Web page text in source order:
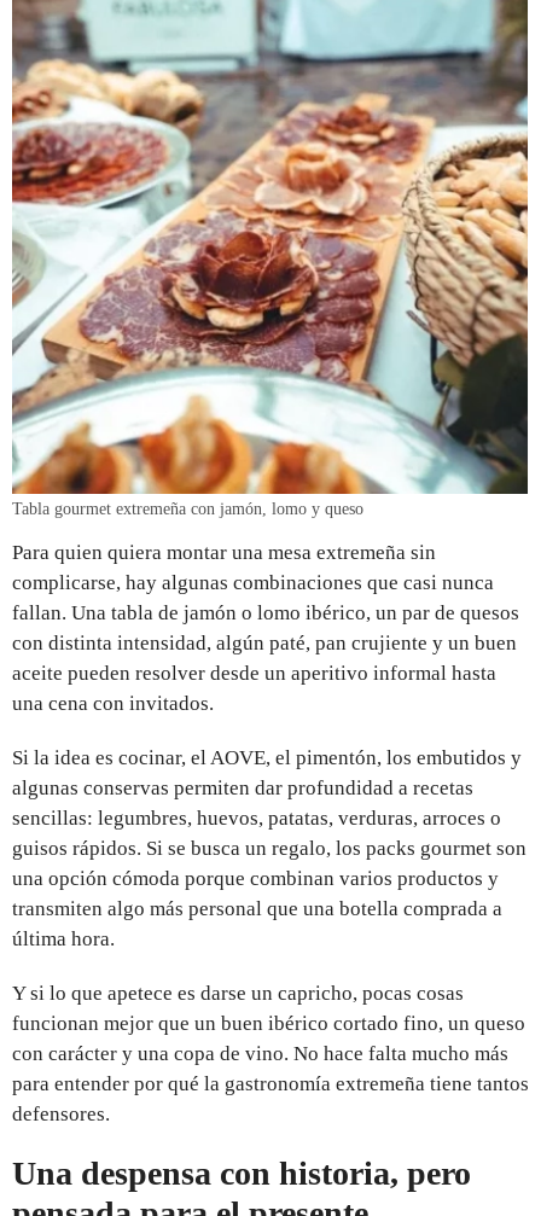
Tabla gourmet extremeña con jamón, lomo y queso
Para quien quiera montar una mesa extremeña sin
complicarse, hay algunas combinaciones que casi nunca
fallan. Una tabla de jamón o lomo ibérico, un par de quesos
con distinta intensidad, algún paté, pan crujiente y un buen
aceite pueden resolver desde un aperitivo informal hasta
una cena con invitados.
Si la idea es cocinar, el AOVE, el pimentón, los embutidos y
algunas conservas permiten dar profundidad a recetas
sencillas: legumbres, huevos, patatas, verduras, arroces o
guisos rápidos. Si se busca un regalo, los packs gourmet son
una opción cómoda porque combinan varios productos y
transmiten algo más personal que una botella comprada a
última hora.
Y si lo que apetece es darse un capricho, pocas cosas
funcionan mejor que un buen ibérico cortado fino, un queso
con carácter y una copa de vino. No hace falta mucho más
para entender por qué la gastronomía extremeña tiene tantos
defensores.
Una despensa con historia, pero